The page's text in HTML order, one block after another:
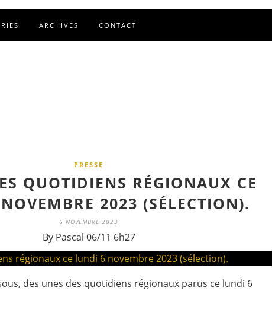
ARCHIVES CONTACT
PRESSE
QUOTIDIENS RÉGIONAUX CE
2023 (SÉLECTION).
6 NOVEMBRE 2023
By Pascal 06/11 6h27
des unes des quotidiens régionaux parus ce lundi 6